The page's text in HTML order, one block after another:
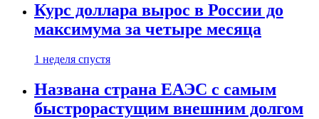
Курс доллара вырос в России до
максимума за четыре месяца
1 неделя спустя
Названа страна ЕАЭС с самым
быстрорастущим внешним долгом